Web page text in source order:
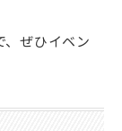
ぜひイベン